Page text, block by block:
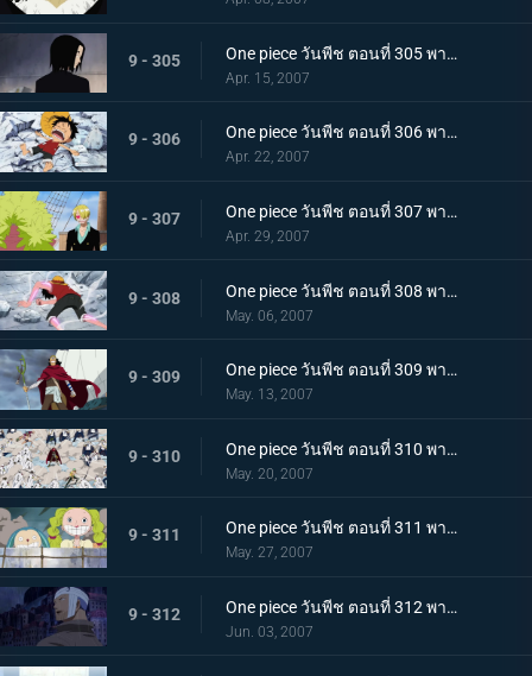
9 - 305 One piece วันพีช ตอนที่ 305 พากย์ไทย อดีตที่น่าสะพรึงกลัว! ความยุติธรรมที่มืดมิด กับ ร๊อบ ลุจจิ
Apr. 15, 2007
9 - 306 One piece วันพีช ตอนที่ 306 พากย์ไทย นางเงือกมายาปรากฏตัว? ท่ามกลางสติที่เลือนลาง
Apr. 22, 2007
9 - 307 One piece วันพีช ตอนที่ 307 พากย์ไทย เกาะกำลังจมด้วยปืนใหญ่! การคัดค้านทั้งน้ำตาของแฟรงกี้!
Apr. 29, 2007
9 - 308 One piece วันพีช ตอนที่ 308 พากย์ไทย รอคอยเพื่อลูฟี่! การต่อสู้เดิมพันด้วยชีวิตบนสะพานแห่งความลังเล
May. 06, 2007
9 - 309 One piece วันพีช ตอนที่ 309 พากย์ไทย ทุ่มใจใส่กำปั้น! หมัดปืนกลทุ่มสุดตัวของลูฟี่
May. 13, 2007
9 - 310 One piece วันพีช ตอนที่ 310 พากย์ไทย สหายผู้มาจากท้องทะเล! สายสัมพันธ์ที่เข้มแข็งของกลุ่มหมวกฟาง
May. 20, 2007
9 - 311 One piece วันพีช ตอนที่ 311 พากย์ไทย การหลบที่ยิ่งใหญ่! เส้นทางสู่ชัยชนะของโจรสลัด
May. 27, 2007
9 - 312 One piece วันพีช ตอนที่ 312 พากย์ไทย ขอบคุณสำหรับทุกอย่างแมรี่! หิมะตกบนทะเลแห่งการจากลา
Jun. 03, 2007